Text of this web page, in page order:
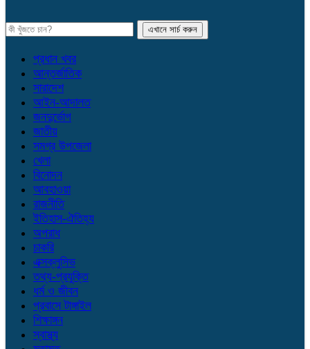
প্রধান খবর
আন্তর্জাতিক
সারাদেশ
আইন-আদালত
জনদুর্ভোগ
জাতীয়
সমগ্র উপজেলা
খেলা
বিনোদন
আবহাওয়া
রাজনীতি
ইতিহাস-ঐতিহ্য
অপরাধ
চাকরি
এক্সক্লুসিভ
তথ্য-প্রযুক্তি
ধর্ম ও জীবন
প্রবাসে টাঙ্গাইল
শিক্ষাঙ্গন
স্বাস্থ্য